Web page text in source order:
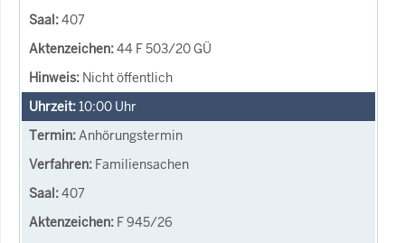
407
44 F 503/20 GÜ
Nicht öffentlich
10:00 Uhr
Anhörungstermin
Familiensachen
407
F 945/26